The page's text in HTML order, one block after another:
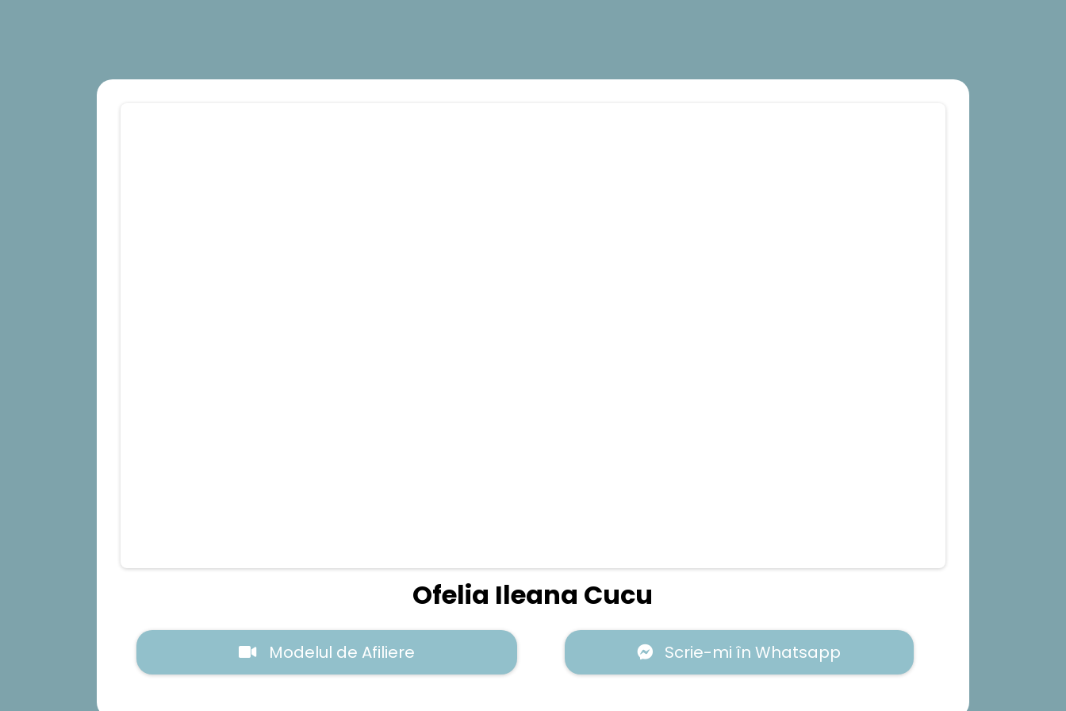
Ofelia Ileana Cucu
Modelul de Afiliere Scrie-mi în Whatsapp